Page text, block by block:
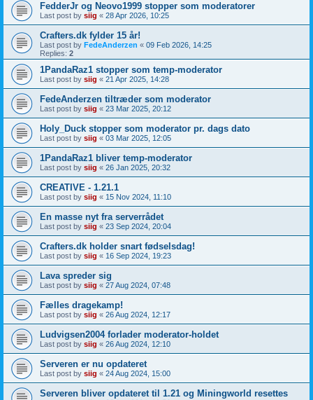
FedderJr og Neovo1999 stopper som moderatorer
Last post by siig « 28 Apr 2026, 10:25
Crafters.dk fylder 15 år!
Last post by FedeAnderzen « 09 Feb 2026, 14:25
Replies: 2
1PandaRaz1 stopper som temp-moderator
Last post by siig « 21 Apr 2025, 14:28
FedeAnderzen tiltræder som moderator
Last post by siig « 23 Mar 2025, 20:12
Holy_Duck stopper som moderator pr. dags dato
Last post by siig « 03 Mar 2025, 12:05
1PandaRaz1 bliver temp-moderator
Last post by siig « 26 Jan 2025, 20:32
CREATIVE - 1.21.1
Last post by siig « 15 Nov 2024, 11:10
En masse nyt fra serverrådet
Last post by siig « 23 Sep 2024, 20:04
Crafters.dk holder snart fødselsdag!
Last post by siig « 16 Sep 2024, 19:23
Lava spreder sig
Last post by siig « 27 Aug 2024, 07:48
Fælles dragekamp!
Last post by siig « 26 Aug 2024, 12:17
Ludvigsen2004 forlader moderator-holdet
Last post by siig « 26 Aug 2024, 12:10
Serveren er nu opdateret
Last post by siig « 24 Aug 2024, 15:00
Serveren bliver opdateret til 1.21 og Miningworld resettes